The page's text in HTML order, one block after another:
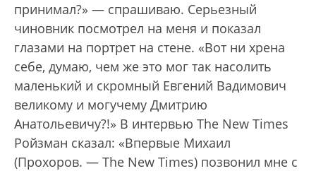
принимал?» — спрашиваю. Серьезный
чиновник посмотрел на меня и показал
глазами на портрет на стене. «Вот ни хрена
себе, думаю, чем же это мог так насолить
маленький и скромный Евгений Вадимович
великому и могучему Дмитрию
Анатольевичу?!» В интервью The New Times
Ройзман сказал: «Впервые Михаил
(Прохоров. — The New Times) позвонил мне с